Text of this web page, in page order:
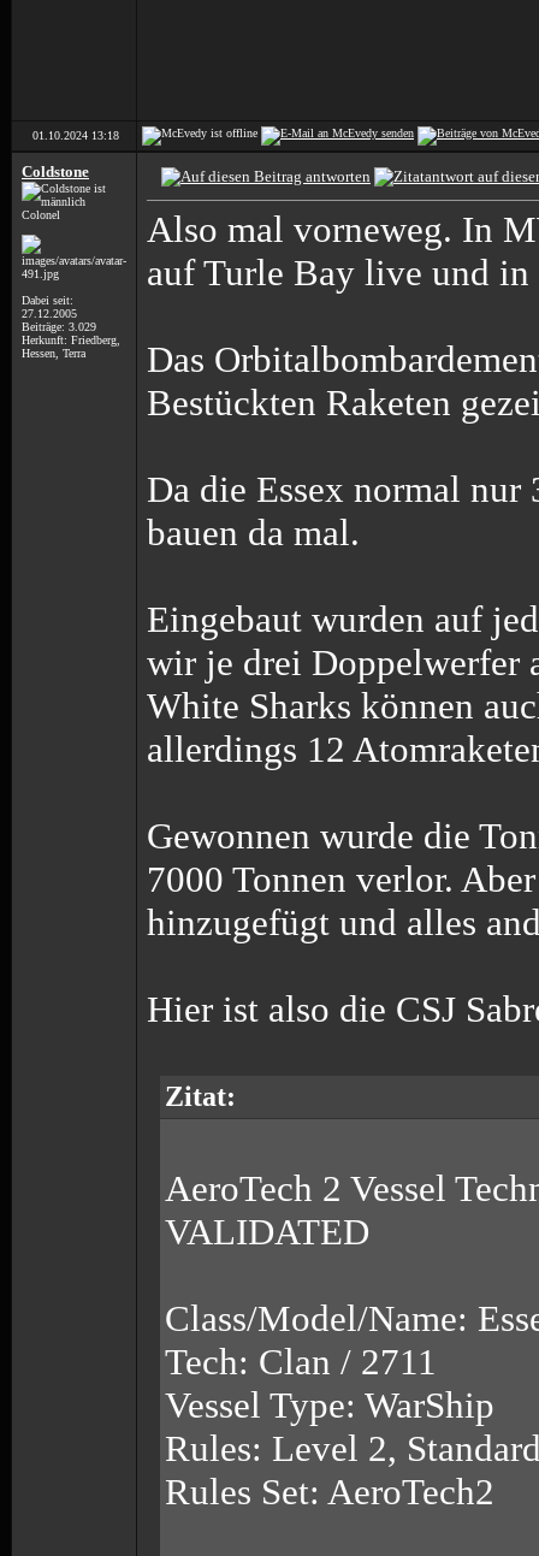
01.10.2024 13:18
Coldstone
Colonel
Dabei seit:
27.12.2005
Beiträge: 3.029
Herkunft: Friedberg,
Hessen, Terra
Also mal vorneweg. In
auf Turle Bay live und in
Das
Bestückten Raketen
Da die Essex normal
bauen da mal.
Eingebaut wurden auf
wir je drei Doppelwerfer
White Sharks können
allerdings 12
Gewonnen wurde die
7000 Tonnen verlor.
hinzugefügt und alles
Hier ist also die CSJ
Zitat:
AeroTech 2 Vessel
VALIDATED
Class/Model/Name:
Tech: Clan / 2711
Vessel Type: WarShip
Rules: Level 2,
Rules Set: AeroTech2